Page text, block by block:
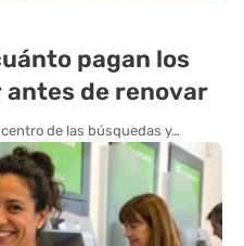
pagan los
antes de renovar
de las búsquedas y…